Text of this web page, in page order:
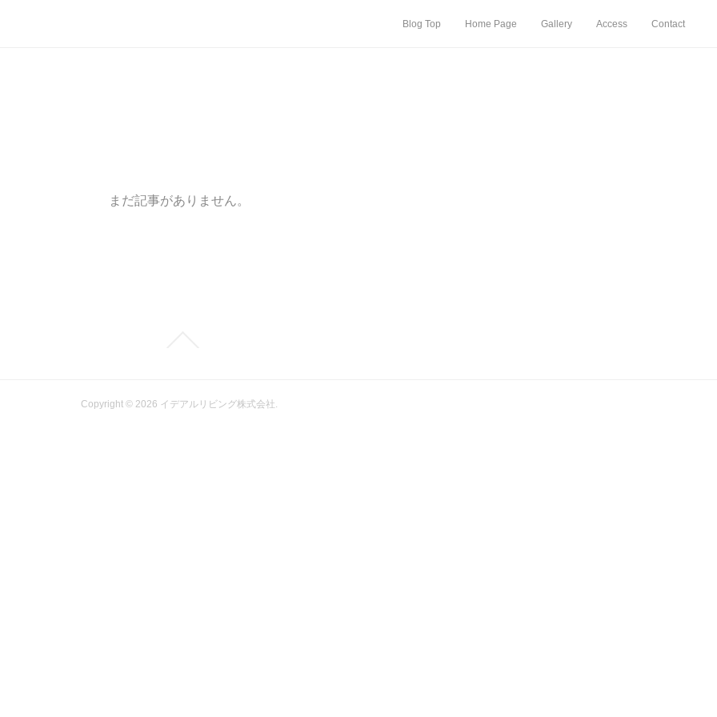
Blog Top Home Page Gallery Access Contact
まだ記事がありません。
Copyright © 2026 イデアルリビング株式会社.